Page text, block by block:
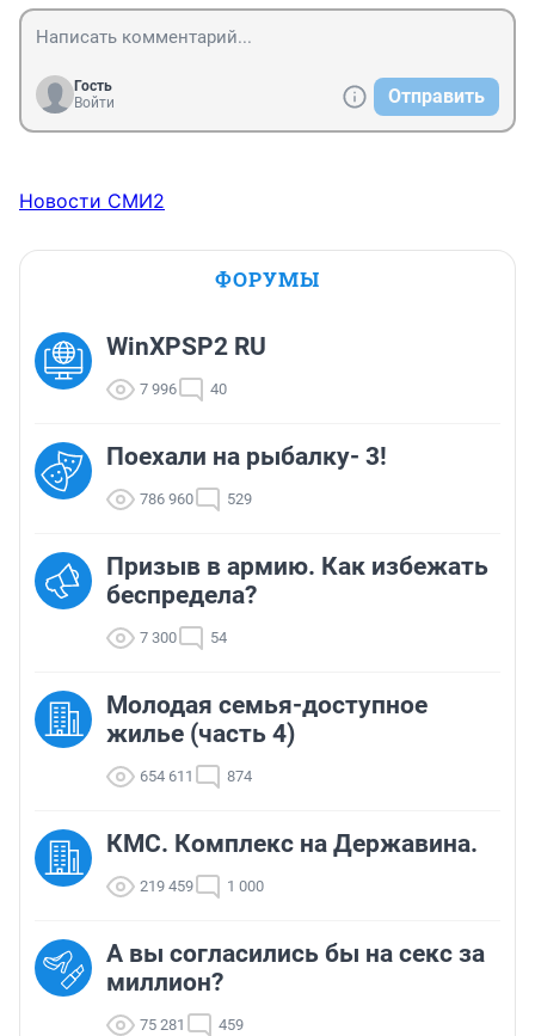
Гость
Войти
Отправить
Новости СМИ2
ФОРУМЫ
WinXPSP2 RU
7 996 40
Поехали на рыбалку- 3!
786 960 529
Призыв в армию. Как избежать
беспредела?
7 300 54
Молодая семья-доступное
жилье (часть 4)
654 611 874
КМС. Комплекс на Державина.
219 459 1 000
А вы согласились бы на секс за
миллион?
75 281 459